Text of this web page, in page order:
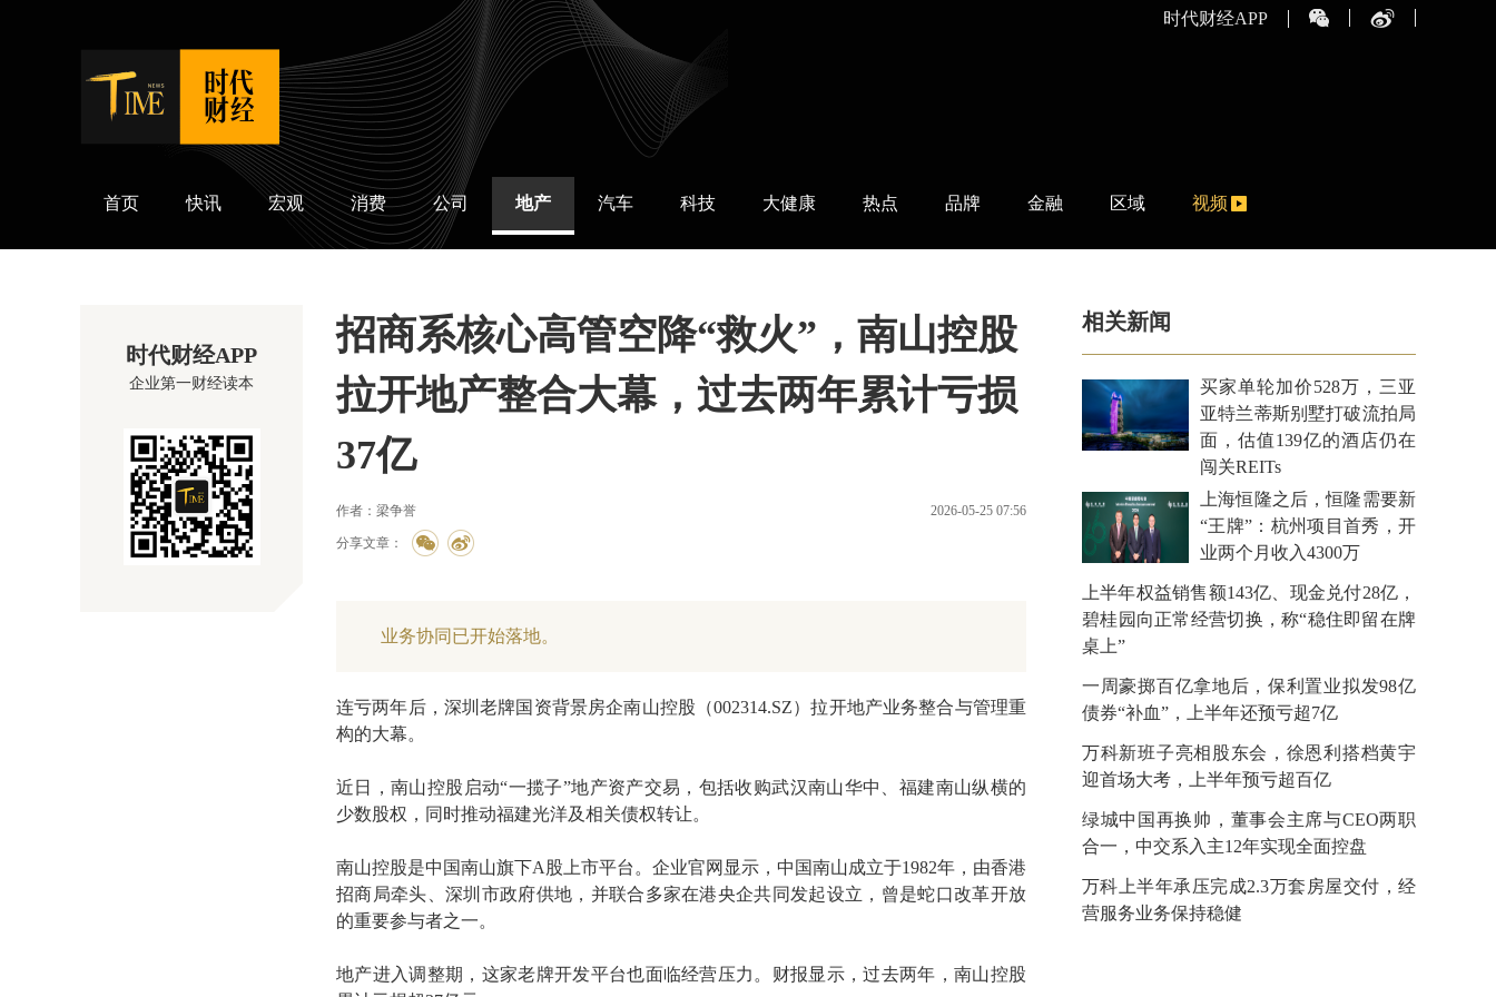
时代财经APP
时代财经
首页 快讯 宏观 消费 公司 地产 汽车 科技 大健康 热点 品牌 金融 区域 视频
时代财经APP
企业第一财经读本
招商系核心高管空降“救火”，南山控股
拉开地产整合大幕，过去两年累计亏损
37亿
作者：梁争誉 2026-05-25 07:56
分享文章：
业务协同已开始落地。
连亏两年后，深圳老牌国资背景房企南山控股（002314.SZ）拉开地产业务整合与管理重
构的大幕。
近日，南山控股启动“一揽子”地产资产交易，包括收购武汉南山华中、福建南山纵横的
少数股权，同时推动福建光洋及相关债权转让。
南山控股是中国南山旗下A股上市平台。企业官网显示，中国南山成立于1982年，由香港
招商局牵头、深圳市政府供地，并联合多家在港央企共同发起设立，曾是蛇口改革开放
的重要参与者之一。
地产进入调整期，这家老牌开发平台也面临经营压力。财报显示，过去两年，南山控股
相关新闻
买家单轮加价528万，三亚
亚特兰蒂斯别墅打破流拍局
面，估值139亿的酒店仍在
闯关REITs
上海恒隆之后，恒隆需要新
“王牌”：杭州项目首秀，开
业两个月收入4300万
上半年权益销售额143亿、现金兑付28亿，
碧桂园向正常经营切换，称“稳住即留在牌
桌上”
一周豪掷百亿拿地后，保利置业拟发98亿
债券“补血”，上半年还预亏超7亿
万科新班子亮相股东会，徐恩利搭档黄宇
迎首场大考，上半年预亏超百亿
绿城中国再换帅，董事会主席与CEO两职
合一，中交系入主12年实现全面控盘
万科上半年承压完成2.3万套房屋交付，经
营服务业务保持稳健